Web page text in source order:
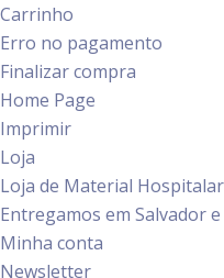
Carrinho
Erro no pagamento
Finalizar compra
Home Page
Imprimir
Loja
Loja de Material
Entregamos em Salvador
Minha conta
Newsletter